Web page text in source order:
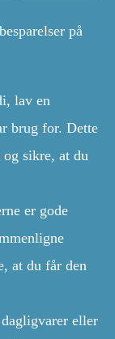
på
lav en
brug for. Dette
sikre, at du
er gode
at du får den
eller